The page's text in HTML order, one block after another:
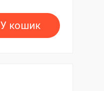
У кошик